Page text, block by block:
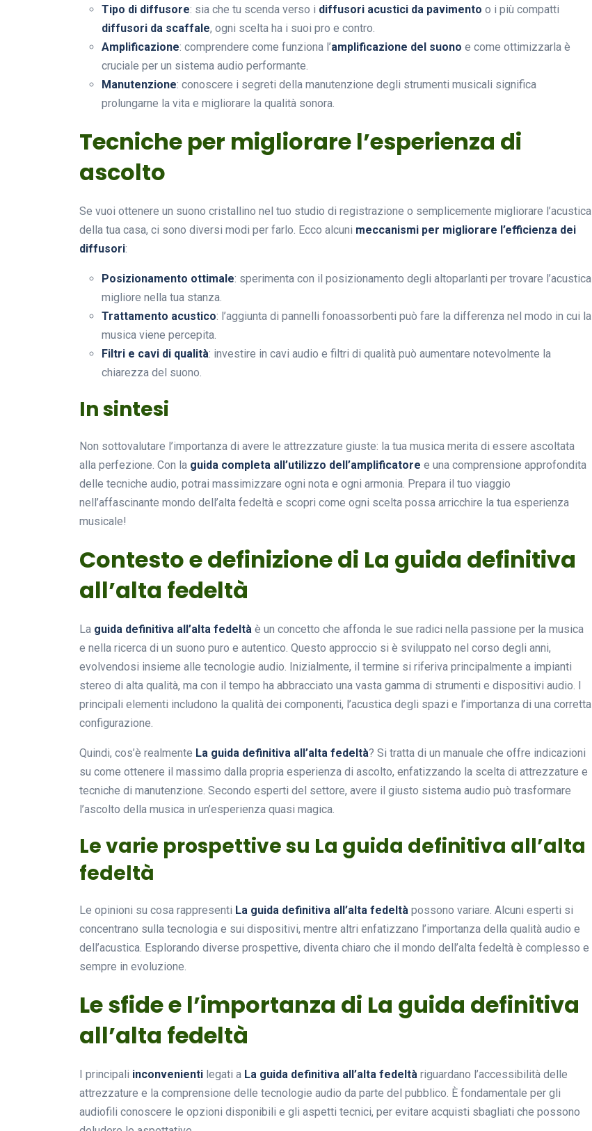
Tipo di diffusore: sia che tu scenda verso i diffusori acustici da pavimento o i più compatti
diffusori da scaffale, ogni scelta ha i suoi pro e contro.
Amplificazione: comprendere come funziona l’amplificazione del suono e come ottimizzarla è
cruciale per un sistema audio performante.
Manutenzione: conoscere i segreti della manutenzione degli strumenti musicali significa
prolungarne la vita e migliorare la qualità sonora.
Tecniche per migliorare l’esperienza di
ascolto
Se vuoi ottenere un suono cristallino nel tuo studio di registrazione o semplicemente migliorare l’acustica
della tua casa, ci sono diversi modi per farlo. Ecco alcuni meccanismi per migliorare l’efficienza dei
diffusori:
Posizionamento ottimale: sperimenta con il posizionamento degli altoparlanti per trovare l’acustica
migliore nella tua stanza.
Trattamento acustico: l’aggiunta di pannelli fonoassorbenti può fare la differenza nel modo in cui la
musica viene percepita.
Filtri e cavi di qualità: investire in cavi audio e filtri di qualità può aumentare notevolmente la
chiarezza del suono.
In sintesi
Non sottovalutare l’importanza di avere le attrezzature giuste: la tua musica merita di essere ascoltata
alla perfezione. Con la guida completa all’utilizzo dell’amplificatore e una comprensione approfondita
delle tecniche audio, potrai massimizzare ogni nota e ogni armonia. Prepara il tuo viaggio
nell’affascinante mondo dell’alta fedeltà e scopri come ogni scelta possa arricchire la tua esperienza
musicale!
Contesto e definizione di La guida definitiva
all’alta fedeltà
La guida definitiva all’alta fedeltà è un concetto che affonda le sue radici nella passione per la musica
e nella ricerca di un suono puro e autentico. Questo approccio si è sviluppato nel corso degli anni,
evolvendosi insieme alle tecnologie audio. Inizialmente, il termine si riferiva principalmente a impianti
stereo di alta qualità, ma con il tempo ha abbracciato una vasta gamma di strumenti e dispositivi audio. I
principali elementi includono la qualità dei componenti, l’acustica degli spazi e l’importanza di una corretta
configurazione.
Quindi, cos’è realmente La guida definitiva all’alta fedeltà? Si tratta di un manuale che offre indicazioni
su come ottenere il massimo dalla propria esperienza di ascolto, enfatizzando la scelta di attrezzature e
tecniche di manutenzione. Secondo esperti del settore, avere il giusto sistema audio può trasformare
l’ascolto della musica in un’esperienza quasi magica.
Le varie prospettive su La guida definitiva all’alta
fedeltà
Le opinioni su cosa rappresenti La guida definitiva all’alta fedeltà possono variare. Alcuni esperti si
concentrano sulla tecnologia e sui dispositivi, mentre altri enfatizzano l’importanza della qualità audio e
dell’acustica. Esplorando diverse prospettive, diventa chiaro che il mondo dell’alta fedeltà è complesso e
sempre in evoluzione.
Le sfide e l’importanza di La guida definitiva
all’alta fedeltà
I principali inconvenienti legati a La guida definitiva all’alta fedeltà riguardano l’accessibilità delle
attrezzature e la comprensione delle tecnologie audio da parte del pubblico. È fondamentale per gli
audiofili conoscere le opzioni disponibili e gli aspetti tecnici, per evitare acquisti sbagliati che possono